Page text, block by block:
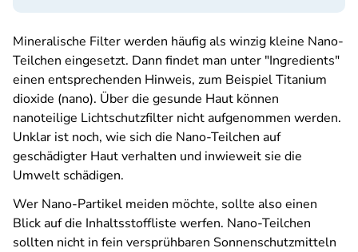
Mineralische Filter werden häufig als winzig kleine Nano-
Teilchen eingesetzt. Dann findet man unter "Ingredients"
einen entsprechenden Hinweis, zum Beispiel Titanium
dioxide (nano). Über die gesunde Haut können
nanoteilige Lichtschutzfilter nicht aufgenommen werden.
Unklar ist noch, wie sich die Nano-Teilchen auf
geschädigter Haut verhalten und inwieweit sie die
Umwelt schädigen.
Wer Nano-Partikel meiden möchte, sollte also einen
Blick auf die Inhaltsstoffliste werfen. Nano-Teilchen
sollten nicht in fein versprühbaren Sonnenschutzmitteln